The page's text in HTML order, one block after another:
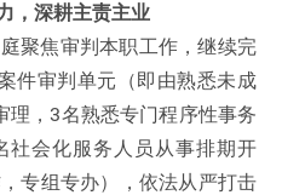
，深耕主责主业
聚焦审判本职工作，继续完
件审判单元（即由熟悉未成
理，3名熟悉专门程序性事务
社会化服务人员从事排期开
专组专办），依法从严打击